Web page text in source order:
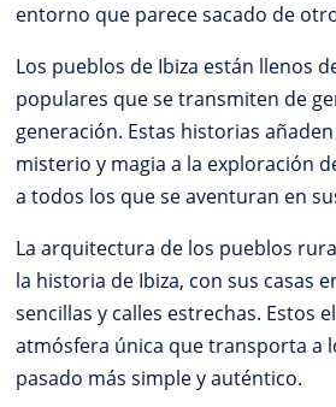
entorno que parece sacado de
Los pueblos de Ibiza están llenos
populares que se transmiten de
generación. Estas historias
misterio y magia a la exploración
a todos los que se aventuran en
La arquitectura de los pueblos
la historia de Ibiza, con sus casas
sencillas y calles estrechas. Estos
atmósfera única que transporta a
pasado más simple y auténtico.